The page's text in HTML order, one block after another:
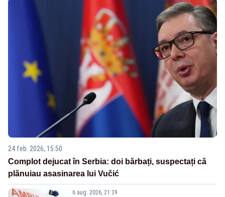
24 feb. 2026, 15:50
Complot dejucat în Serbia: doi bărbați, suspectați că
plănuiau asasinarea lui Vučić
6 aug. 2026, 21:39